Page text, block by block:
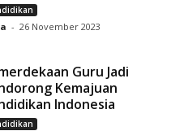
- 26 November 2023
Guru Jadi
Kemajuan
Indonesia